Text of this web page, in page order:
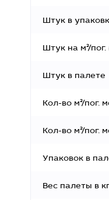
Штук в
Штук на м²/
Штук в палете
Кол-во м²/пог.
Кол-во м²/пог.
Упаковок в
Вес палеты в